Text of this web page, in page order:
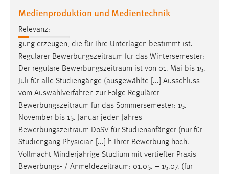
Medienproduktion und Medientechnik
Relevanz:
gung erzeugen, die für Ihre Unterlagen bestimmt ist.
Regulärer Bewerbungszeitraum für das Wintersemester:
Der reguläre Bewerbungszeitraum ist von 01. Mai bis 15.
Juli für alle Studiengänge (ausgewählte [...] Ausschluss
vom Auswahlverfahren zur Folge Regulärer
Bewerbungszeitraum für das Sommersemester: 15.
November bis 15. Januar jeden Jahres
Bewerbungszeitraum DoSV für Studienanfänger (nur für
Studiengang Physician [...] h Ihrer Bewerbung hoch.
Vollmacht Minderjährige Studium mit vertiefter Praxis
Bewerbungs- / Anmeldezeitraum: 01.05. – 15.07. (für